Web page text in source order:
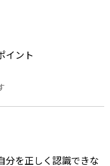
イント
分を正しく認識できな